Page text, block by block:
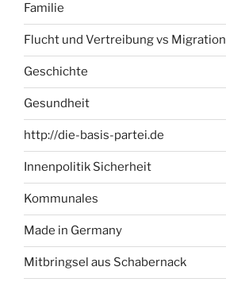
Familie
Flucht und Vertreibung vs Migration
Geschichte
Gesundheit
http://die-basis-partei.de
Innenpolitik Sicherheit
Kommunales
Made in Germany
Mitbringsel aus Schabernack